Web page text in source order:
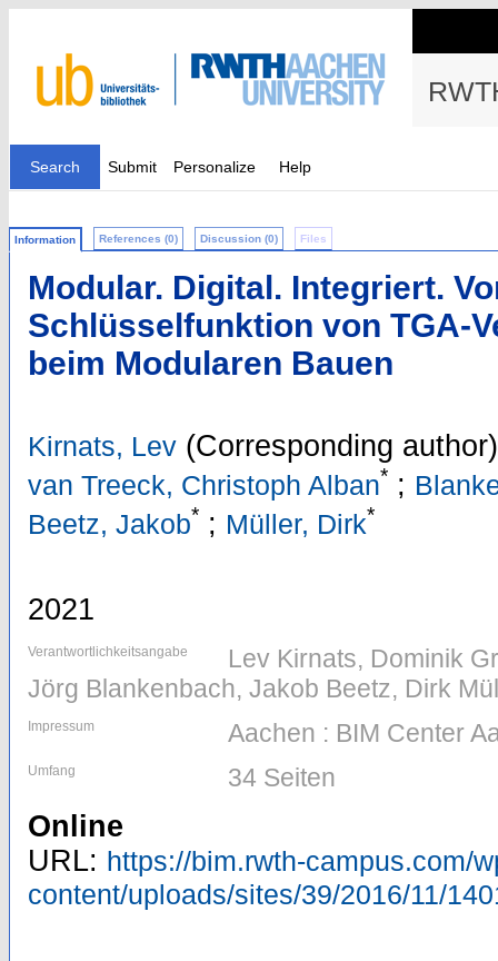
Search Submit Personalize Help
Information References (0) Discussion (0) Files
Modular. Digital. Integriert.
Schlüsselfunktion von TGA-
beim Modularen Bauen
Kirnats, Lev (Corresponding author)
van Treeck, Christoph Alban* ;
Beetz, Jakob* ; Müller, Dirk*
2021
Verantwortlichkeitsangabe
Lev Kirnats, Dominik
Jörg Blankenbach, Jakob Beetz, Dirk
Impressum Aachen : BIM Center
Umfang 34 Seiten
Online
URL: https://bim.rwth-campus.com/
content/uploads/sites/39/2016/11/